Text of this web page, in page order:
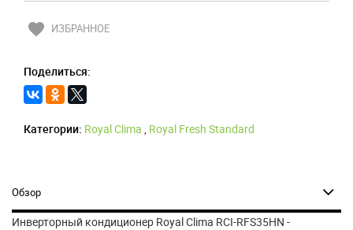
favorite ИЗБРАННОЕ
Поделиться:
Категории: Royal Clima Royal Fresh Standard
Обзор
Инверторный кондиционер Royal Clima RCI-RFS35HN -